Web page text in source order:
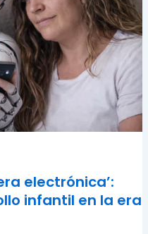
electrónica’:
infantil en la era